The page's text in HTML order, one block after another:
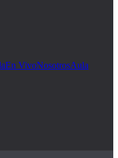
En VivoNosotrosAula